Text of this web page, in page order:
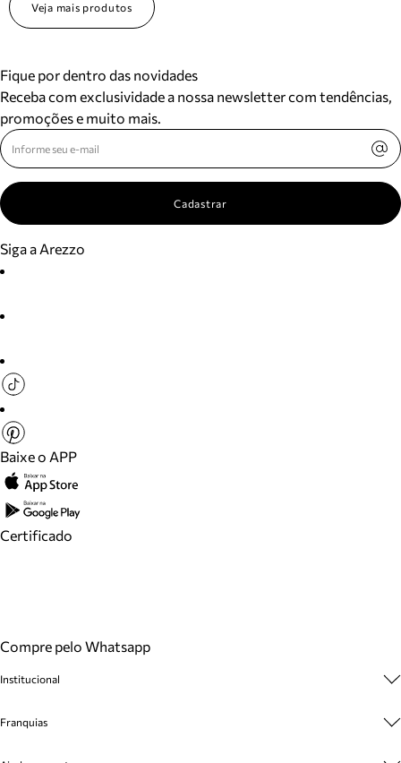
Veja mais produtos
Fique por dentro das novidades
Receba com exclusividade a nossa newsletter com tendências,
promoções e muito mais.
Cadastrar
Siga a Arezzo
Baixe o APP
Certificado
Compre pelo Whatsapp
Institucional
Cashback
Franquias